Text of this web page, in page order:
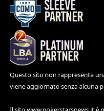
Questo sito non rappresenta
viene aggiornato senza alcuna